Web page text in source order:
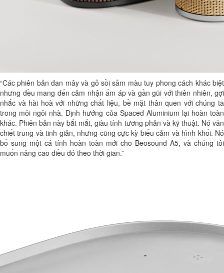
“Các phiên bản đan mây và gỗ sồi sẫm màu tuy phong cách khác biệt
nhưng đều mang đến cảm nhận ấm áp và gần gũi với thiên nhiên, gợi
nhắc và hài hoà với những chất liệu, bề mặt thân quen với chúng ta
trong mỗi ngôi nhà. Định hướng của Spaced Aluminium lại hoàn toàn
khác. Phiên bản này bắt mắt, giàu tính tương phản và kỹ thuật. Nó vẫn
chiết trung và tinh giản, nhưng cũng cực kỳ biểu cảm và hình khối. Nó
bổ sung một cá tính hoàn toàn mới cho Beosound A5, và chúng tôi
muốn nâng cao điều đó theo thời gian.”